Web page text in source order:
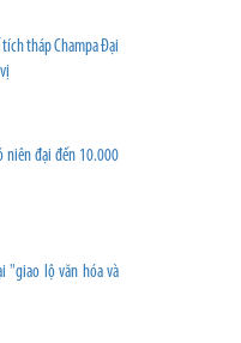
tích tháp Champa Ðại
niên đại đến 10.000
"giao lộ văn hóa và